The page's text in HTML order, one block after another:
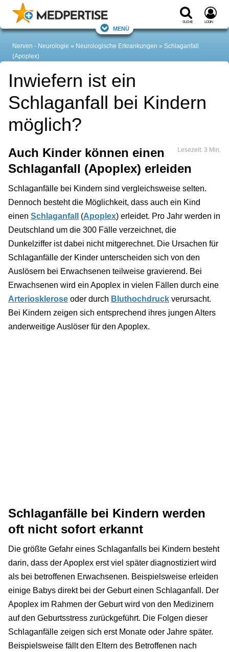
Suche Login
Menü
Nerven - Neurologie Neurologische Erkrankungen
Schlaganfall
(Apoplex)
Inwiefern ist ein
Schlaganfall bei Kindern
möglich?
Lesezeit: 3 Min.
Auch Kinder können einen
Schlaganfall (Apoplex) erleiden
Schlaganfälle bei Kindern sind vergleichsweise selten.
Dennoch besteht die Möglichkeit, dass auch ein Kind
einen Schlaganfall (Apoplex) erleidet. Pro Jahr werden in
Deutschland um die 300 Fälle verzeichnet, die
Dunkelziffer ist dabei nicht mitgerechnet. Die Ursachen für
Schlaganfälle der Kinder unterscheiden sich von den
Auslösern bei Erwachsenen teilweise gravierend. Bei
Erwachsenen wird ein Apoplex in vielen Fällen durch eine
Arteriosklerose oder durch Bluthochdruck verursacht.
Bei Kindern zeigen sich entsprechend ihres jungen Alters
anderweitige Auslöser für den Apoplex.
Schlaganfälle bei Kindern werden
oft nicht sofort erkannt
Die größte Gefahr eines Schlaganfalls bei Kindern besteht
darin, dass der Apoplex erst viel später diagnostiziert wird
als bei betroffenen Erwachsenen. Beispielsweise erleiden
einige Babys direkt bei der Geburt einen Schlaganfall. Der
Apoplex im Rahmen der Geburt wird von den Medizinern
auf den Geburtsstress zurückgeführt. Die Folgen dieser
Schlaganfälle zeigen sich erst Monate oder Jahre später.
Beispielsweise fällt den Eltern des Betroffenen nach